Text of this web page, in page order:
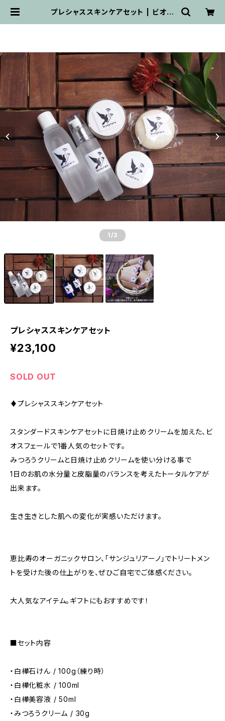
プレシャススキンケアセット | ビオス
1 /3
プレシャススキンケアセット
¥23,100
SOLD OUT
♦︎プレシャススキンケアセット
スタンダードスキンケアセットに日焼け止めクリームを加えた、ビ
オスフェールで1番人気のセットです。
みつろうクリームと日焼け止めクリームを使い分ける事で
1日のお肌の水分量と皮脂量のバランスを考えたトータルケアが
出来ます。
生き生きとした肌への変化が実感いただけます。
恵比寿のオーガニックサロン、「サンジュリアーノ」でトリートメン
トを受けた後の仕上がりを、ぜひご自宅でご体感ください。
大人気なアイテム。ギフトにもおすすめです！
■セット内容
・白樺石けん / 100g（練り時）
・白樺化粧水 / 100ml
・白樺美容液 / 50ml
・みつろうクリーム / 30g